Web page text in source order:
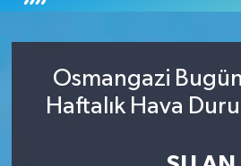
Osmangazi
Haftalık Hava
Tüm Manşetler
Son Dakika Haberleri